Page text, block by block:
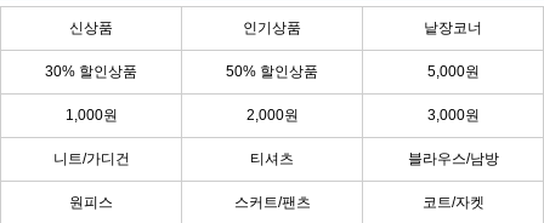
신상품 인기상품 낱장코너
30% 할인상품 50% 할인상품 5,000원
1,000원 2,000원 3,000원
니트/가디건 티셔츠 블라우스/남방
원피스 스커트/팬츠 코트/자켓